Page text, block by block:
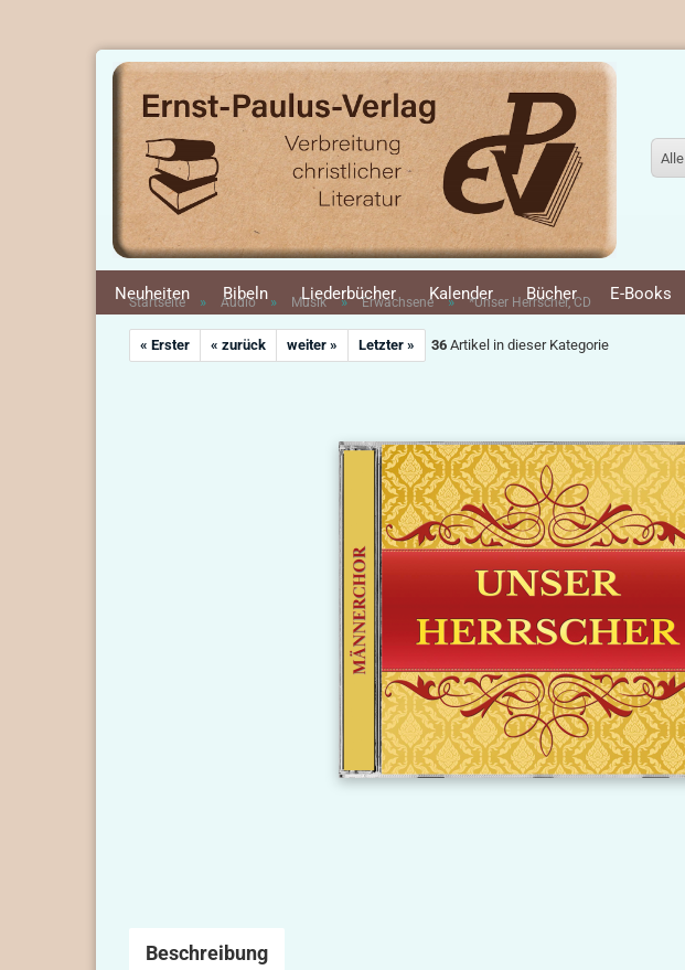
Alle
Neuheiten Bibeln Liederbücher Kalender Bücher E-Books
Startseite » Audio » Musik » Erwachsene » *Unser Herrscher, CD
« Erster « zurück weiter » Letzter » 36 Artikel in dieser Kategorie
Beschreibung